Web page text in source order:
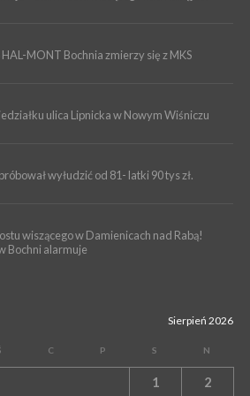
Komitet Ochrony Ładu
To odpowiedź na działania
MONT Bochnia zmierzy się z MKS
ulica Lipnicka w Nowym Wiśniczu
wyłudzić od 81- latki 90 tys zł.
wiszącego w Damienicach nad Rabą!
Bochni alarmuje
Sierpień 2026
C P S N
1 2